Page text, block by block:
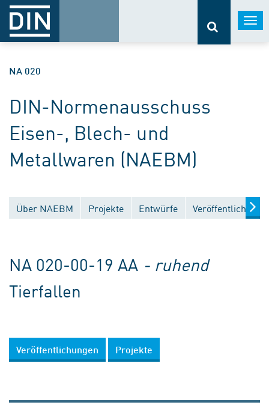
NA 020
DIN-Normenausschuss
Eisen-, Blech- und
Metallwaren (NAEBM)
Über NAEBM Projekte Entwürfe
NA 020-00-19 AA - ruhend
Tierfallen
Veröffentlichungen Projekte